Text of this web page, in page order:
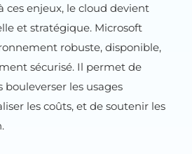
ces enjeux, le cloud devient
et stratégique. Microsoft
robuste, disponible,
sécurisé. Il permet de
bouleverser les usages
les coûts, et de soutenir les